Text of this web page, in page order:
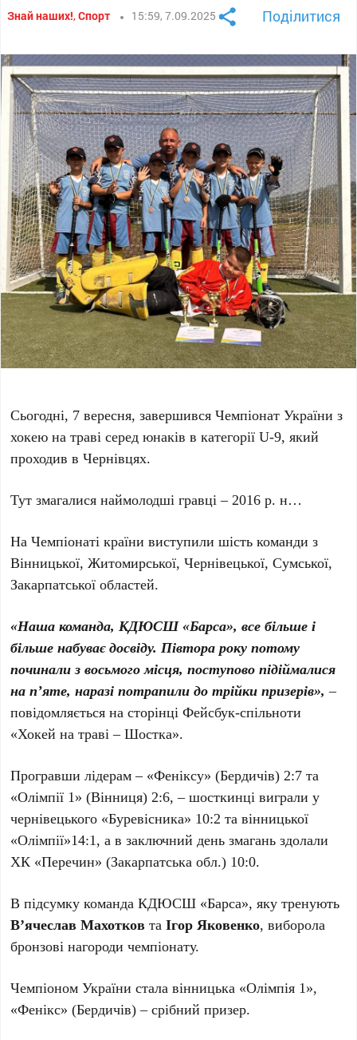
Знай наших!,Спорт 15:59, 7.09.2025 Поділитися
Сьогодні, 7 вересня, завершився Чемпіонат України з
хокею на траві серед юнаків в категорії U-9, який
проходив в Чернівцях.
Тут змагалися наймолодші гравці – 2016 р. н…
На Чемпіонаті країни виступили шість команди з
Вінницької, Житомирської, Чернівецької, Сумської,
Закарпатської областей.
«Наша команда, КДЮСШ «Барса», все більше і
більше набуває досвіду. Півтора року потому
починали з восьмого місця, поступово підіймалися
на п’яте, наразі потрапили до трійки призерів», –
повідомляється на сторінці Фейсбук-спільноти
«Хокей на траві – Шостка».
Програвши лідерам – «Феніксу» (Бердичів) 2:7 та
«Олімпії 1» (Вінниця) 2:6, – шосткинці виграли у
чернівецького «Буревісника» 10:2 та вінницької
«Олімпії»14:1, а в заключний день змагань здолали
ХК «Перечин» (Закарпатська обл.) 10:0.
В підсумку команда КДЮСШ «Барса», яку тренують
В’ячеслав Махотков таІгор Яковенко, виборола
бронзові нагороди чемпіонату.
Чемпіоном України стала вінницька «Олімпія 1»,
«Фенікс» (Бердичів) – срібний призер.